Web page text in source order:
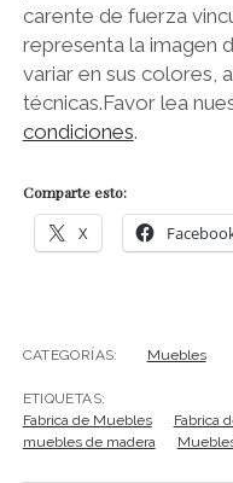
carente de fuerza
representa la imagen
variar en sus colores,
técnicas.Favor lea
condiciones.
Comparte esto:
X
CATEGORÍAS: Muebles
ETIQUETAS:
Fabrica de Muebles
Fabrica
muebles de madera